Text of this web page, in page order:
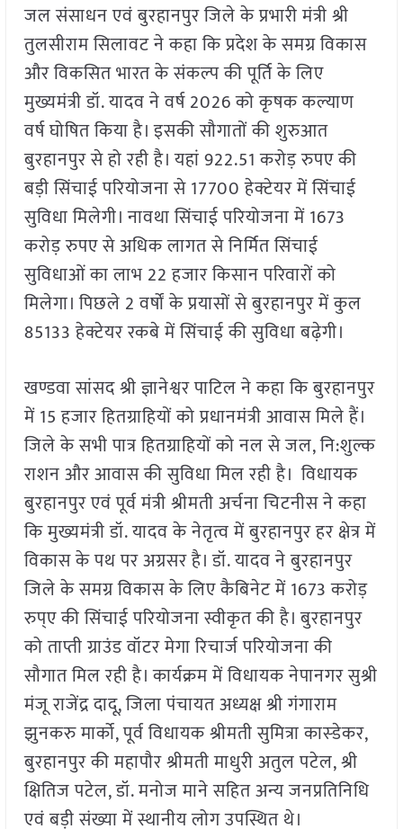
जल संसाधन एवं बुरहानपुर जिले के प्रभारी मंत्री श्री
तुलसीराम सिलावट ने कहा कि प्रदेश के समग्र विकास
और विकसित भारत के संकल्प की पूर्ति के लिए
मुख्यमंत्री डॉ. यादव ने वर्ष 2026 को कृषक कल्याण
वर्ष घोषित किया है। इसकी सौगातों की शुरुआत
बुरहानपुर से हो रही है। यहां 922.51 करोड़ रुपए की
बड़ी सिंचाई परियोजना से 17700 हेक्टेयर में सिंचाई
सुविधा मिलेगी। नावथा सिंचाई परियोजना में 1673
करोड़ रुपए से अधिक लागत से निर्मित सिंचाई
सुविधाओं का लाभ 22 हजार किसान परिवारों को
मिलेगा। पिछले 2 वर्षों के प्रयासों से बुरहानपुर में कुल
85133 हेक्टेयर रकबे में सिंचाई की सुविधा बढ़ेगी।
खण्डवा सांसद श्री ज्ञानेश्वर पाटिल ने कहा कि बुरहानपुर
में 15 हजार हितग्राहियों को प्रधानमंत्री आवास मिले हैं।
जिले के सभी पात्र हितग्राहियों को नल से जल, नि:शुल्क
राशन और आवास की सुविधा मिल रही है। विधायक
बुरहानपुर एवं पूर्व मंत्री श्रीमती अर्चना चिटनीस ने कहा
कि मुख्यमंत्री डॉ. यादव के नेतृत्व में बुरहानपुर हर क्षेत्र में
विकास के पथ पर अग्रसर है। डॉ. यादव ने बुरहानपुर
जिले के समग्र विकास के लिए कैबिनेट में 1673 करोड़
रुप्ए की सिंचाई परियोजना स्वीकृत की है। बुरहानपुर
को ताप्ती ग्राउंड वॉटर मेगा रिचार्ज परियोजना की
सौगात मिल रही है। कार्यक्रम में विधायक नेपानगर सुश्री
मंजू राजेंद्र दादू, जिला पंचायत अध्यक्ष श्री गंगाराम
झुनकरु मार्को, पूर्व विधायक श्रीमती सुमित्रा कास्डेकर,
बुरहानपुर की महापौर श्रीमती माधुरी अतुल पटेल, श्री
क्षितिज पटेल, डॉ. मनोज माने सहित अन्य जनप्रतिनिधि
एवं बड़ी संख्या में स्थानीय लोग उपस्थित थे।